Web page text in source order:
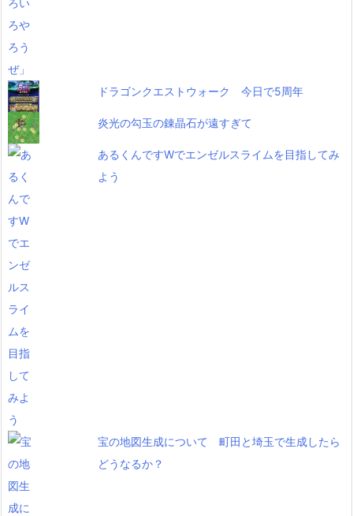
ドラゴンクエストウォーク 今日で5周年
炎光の勾玉の錬晶石が遠すぎて
あるくんですWでエンゼルスライムを目指してみ
よう
宝の地図生成について 町田と埼玉で生成したら
どうなるか？